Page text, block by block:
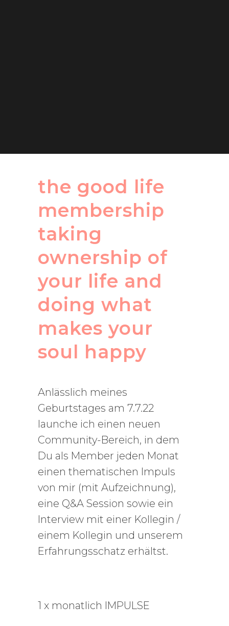
the good life
membership
taking
ownership of
your life and
doing what
makes your
soul happy
Anlässlich meines
Geburtstages am 7.7.22
launche ich einen neuen
Community-Bereich, in dem
Du als Member jeden Monat
einen thematischen Impuls
von mir (mit Aufzeichnung),
eine Q&A Session sowie ein
Interview mit einer Kollegin /
einem Kollegin und unserem
Erfahrungsschatz erhältst.
1 x monatlich IMPULSE